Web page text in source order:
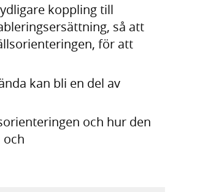
koppling till
så att
för att
kan bli en del av
och hur den